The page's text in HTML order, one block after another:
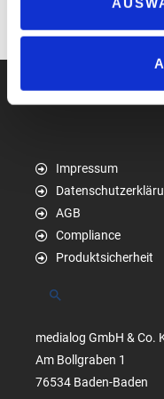
www.swobbee.de
Impressum
AGB
Compliance
Produktsicherheit
Suchen
medialog GmbH & Co.
Am Bollgraben 1
76534 Baden-Baden